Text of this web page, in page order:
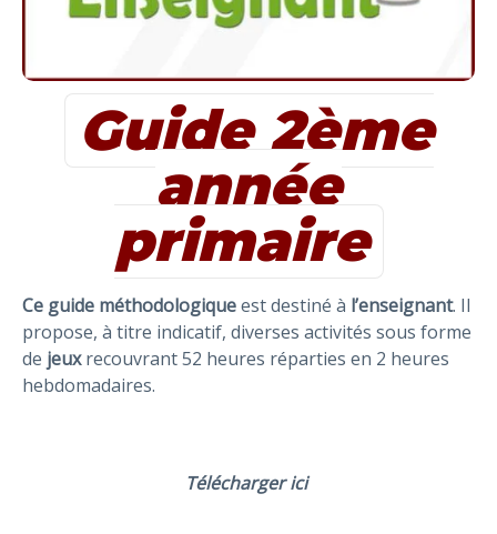
Guide 2ème
année
primaire
Ce guide méthodologiqueest destiné à l’enseignant. Il
propose, à titre indicatif, diverses activités sous forme
de jeuxrecouvrant 52 heures réparties en 2 heures
hebdomadaires.
Télécharger ici